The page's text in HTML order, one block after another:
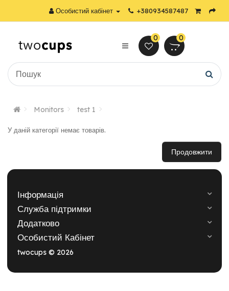
Особистий кабінет +380934587487
0 0
Monitors test 1
У даній категорії немає товарів.
Продовжити
Інформація
Служба підтримки
Додатково
Особистий Кабінет
twocups © 2026